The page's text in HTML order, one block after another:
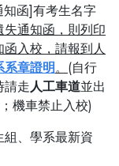
函]有考生名字
失通知函，則列印
入校，請報到人
系章證明。 (自行
請走人工車道並出
機車禁止入校)
、學系最新資